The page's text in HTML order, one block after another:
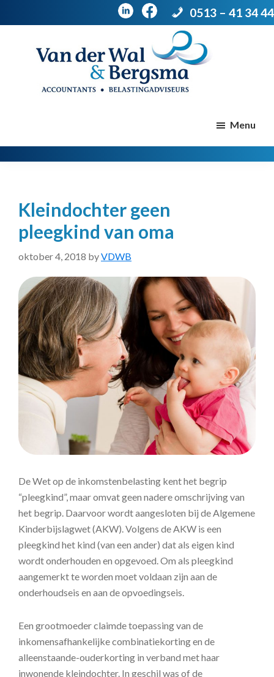
0513 – 41 34 44
Menu
Kleindochter geen
pleegkind van oma
oktober 4, 2018 byVDWB
De Wet op de inkomstenbelasting kent het begrip
“pleegkind”, maar omvat geen nadere omschrijving van
het begrip. Daarvoor wordt aangesloten bij de Algemene
Kinderbijslagwet (AKW). Volgens de AKW is een
pleegkind het kind (van een ander) dat als eigen kind
wordt onderhouden en opgevoed. Om als pleegkind
aangemerkt te worden moet voldaan zijn aan de
onderhoudseis en aan de opvoedingseis.
Een grootmoeder claimde toepassing van de
inkomensafhankelijke combinatiekorting en de
alleenstaande-ouderkorting in verband met haar
inwonende kleindochter. In geschil was of de